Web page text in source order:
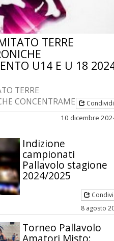
TERRE
U14 E U 18
TERRE
CONCENTRAMENTO U14
Condividi
10 dicembre
Indizione
campionati
Pallavolo stagione
2024/2025
8 agosto
Torneo Pallavolo
Amatori Misto: